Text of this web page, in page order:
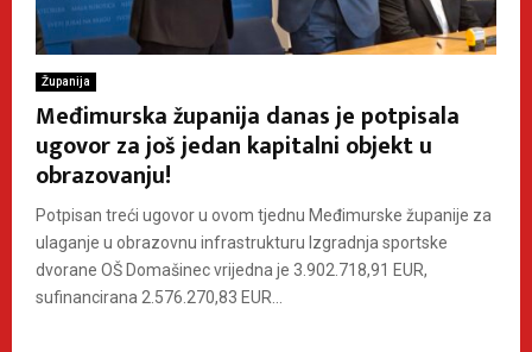
Županija
Međimurska županija danas je potpisala
ugovor za još jedan kapitalni objekt u
obrazovanju!
Potpisan treći ugovor u ovom tjednu Međimurske županije za
ulaganje u obrazovnu infrastrukturu Izgradnja sportske
dvorane OŠ Domašinec vrijedna je 3.902.718,91 EUR,
sufinancirana 2.576.270,83 EUR...